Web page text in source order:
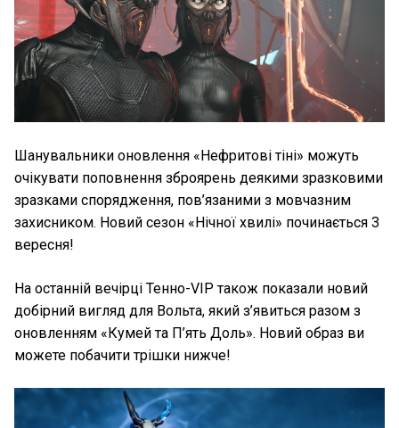
Шанувальники оновлення «Нефритові тіні» можуть
очікувати поповнення зброярень деякими зразковими
зразками спорядження, пов’язаними з мовчазним
захисником. Новий сезон «Нічної хвилі» починається 3
вересня!
На останній вечірці Тенно-VIP також показали новий
добірний вигляд для Вольта, який з’явиться разом з
оновленням «Кумей та П’ять Доль». Новий образ ви
можете побачити трішки нижче!